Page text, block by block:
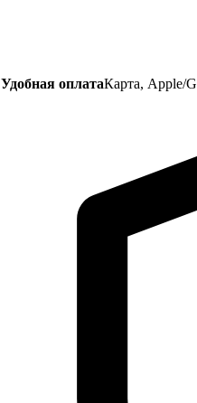
Удобная оплатаКарта, Apple/